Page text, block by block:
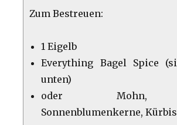
Zum Bestreuen:
1 Eigelb
Everything Bagel Spice
unten)
oder Mohn,
Sonnenblumenkerne,